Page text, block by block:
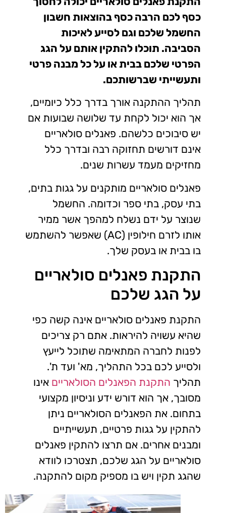
כסף לכם הרבה כסף בהוצאות חשבון
החשמל שלכם וגם לסייע לאיכות
הסביבה. תוכלו להתקין אותם על הגג
הפרטי שלכם בבית או על כל מבנה פרטי
ותעשייתי שברשותכם.
תהליך ההתקנה אורך בדרך כלל כיומיים,
אך הוא יכול לקחת עד שלושה שבועות אם
יש סיבוכים כלשהם. פאנלים סולאריים
אינם דורשים תחזוקה רבה ובדרך כלל
מחזיקים מעמד עשרות שנים.
פאנלים סולאריים מותקנים על גגות בתים,
בתי עסק, בתי ספר וכדומה. החשמל
שנוצר על ידם נשלח למהפך אשר ממיר
אותו לזרם חילופין (AC) שאפשר להשתמש
בו בבית או בעסק שלך.
התקנת פאנלים סולאריים
על הגג שלכם
התקנת פאנלים סולאריים אינה קשה כפי
שהיא עשויה להיראות. אתם רק צריכים
לפנות לחברה המתאימה שתוכל לייעץ
ולסייע לכם בכל התהליך, מא' ועד ת'.
תהליך התקנת הפאנלים הסולאריים אינו
מסובך, אך הוא דורש ידע וניסיון מקצועי
בתחום. את הפאנלים הסולאריים ניתן
להתקין על גגות פרטיים, תעשייתיים
ומבנים אחרים. אם תרצו להתקין פאנלים
סולאריים על הגג שלכם, תצטרכו לוודא
שהגג תקין ויש בו מספיק מקום להתקנה.